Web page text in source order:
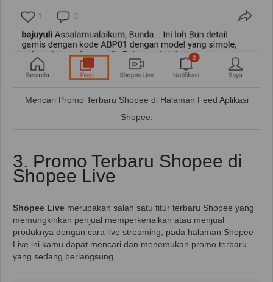
Mencari Promo Terbaru Shopee di Halaman Feed Aplikasi
Shopee.
3. Promo Terbaru Shopee di
Shopee Live
Shopee Live merupakan salah satu fitur terbaru Shopee yang
memungkinkan penjual memperkenalkan atau menjual
produknya dengan cara live streaming, pada halaman Shopee
Live ini kamu dapat mencari dan menemukan promo terbaru
yang sedang berlangsung.